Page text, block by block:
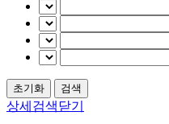
상세검색닫기